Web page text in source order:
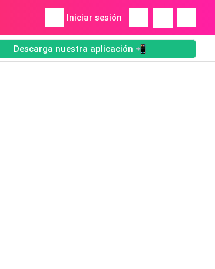
Iniciar sesión
Descarga nuestra aplicación 📲